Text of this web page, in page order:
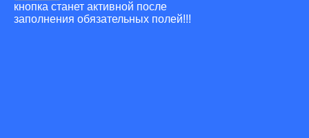
кнопка станет активной после
заполнения обязательных полей!!!